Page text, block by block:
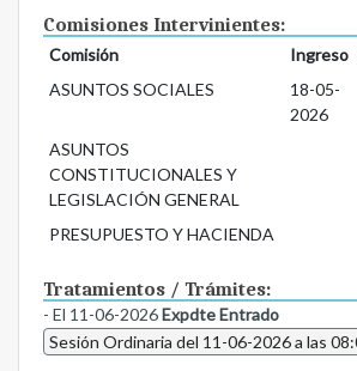
Comisiones Intervinientes:
Comisión Ingreso
ASUNTOS SOCIALES
18-05-
2026
ASUNTOS
CONSTITUCIONALES Y
LEGISLACIÓN GENERAL
PRESUPUESTO Y HACIENDA
Tratamientos / Trámites:
- El 11-06-2026Expdte Entrado
Sesión Ordinaria del 11-06-2026 a las